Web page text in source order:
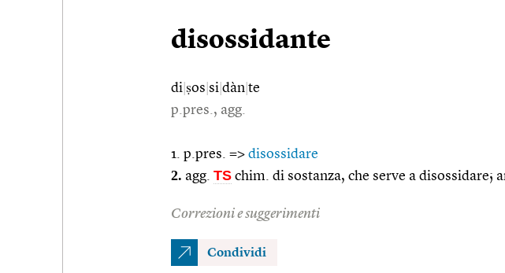
disossidante
di ṣos si dàn te
p.pres., agg.
1. p.pres. => disossidare
2. agg. TS chim. di sostanza, che serve a disossidare;
Correzioni e suggerimenti
Condividi